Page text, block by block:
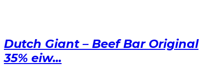
Dutch Giant – Beef Bar Original
35% eiw...